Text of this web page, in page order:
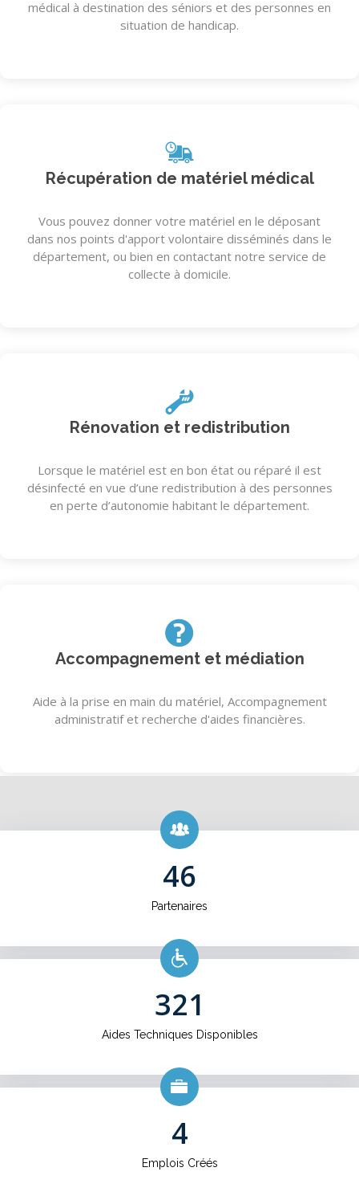
médical à destination des séniors et des personnes en
situation de handicap.
Récupération de matériel médical
Vous pouvez donner votre matériel en le déposant
dans nos points d'apport volontaire disséminés dans le
département, ou bien en contactant notre service de
collecte à domicile.
Rénovation et redistribution
Lorsque le matériel est en bon état ou réparé il est
désinfecté en vue d’une redistribution à des personnes
en perte d’autonomie habitant le département.
Accompagnement et médiation
Aide à la prise en main du matériel, Accompagnement
administratif et recherche d'aides financières.
46
Partenaires
321
Aides Techniques Disponibles
4
Emplois Créés